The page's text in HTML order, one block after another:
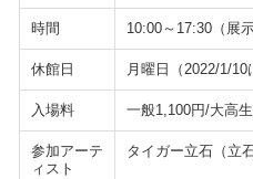
時間 10:00～17:30（展
休館日 月曜日（2022/1/
入場料 一般1,100円/大高
参加アーテ
ィスト
タイガー立石（立